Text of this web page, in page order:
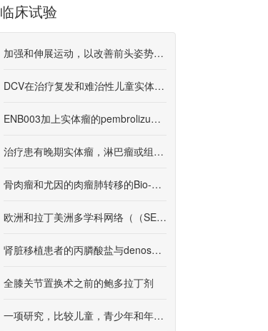
临床试验
加强和伸展运动，以改善前头姿势和圆润的肩膀
DCV在治疗复发和难治性儿童实体瘤中
ENB003加上实体瘤的pembrolizumab期1b/2a
治疗患有晚期实体瘤，淋巴瘤或组织细胞疾病的患者IDH1突变（小儿匹配治疗试验）
骨肉瘤和尤因的肉瘤肺转移的Bio-11006
欧洲和拉丁美洲多学科网络（（SELNET））中肉瘤的观察性研究，用于质量评估。
肾脏移植患者的丙膦酸盐与denosumab
全膝关节置换术之前的鲍多拉丁剂
一项研究，比较儿童，青少年和年轻人，具有或不使用Lenvatinib的ifosfamide和Etoposide的功效和安全性